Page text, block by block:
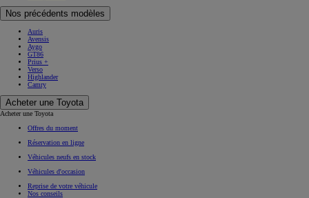
Nos précédents modèles
Auris
Avensis
Aygo
GT86
Prius +
Verso
Highlander
Camry
Acheter une Toyota
Acheter une Toyota
Offres du moment
Réservation en ligne
Véhicules neufs en stock
Véhicules d'occasion
Reprise de votre véhicule
Nos conseils